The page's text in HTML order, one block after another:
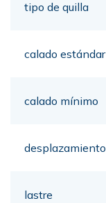
tipo de quilla
calado estándar
calado mínimo
desplazamiento
lastre